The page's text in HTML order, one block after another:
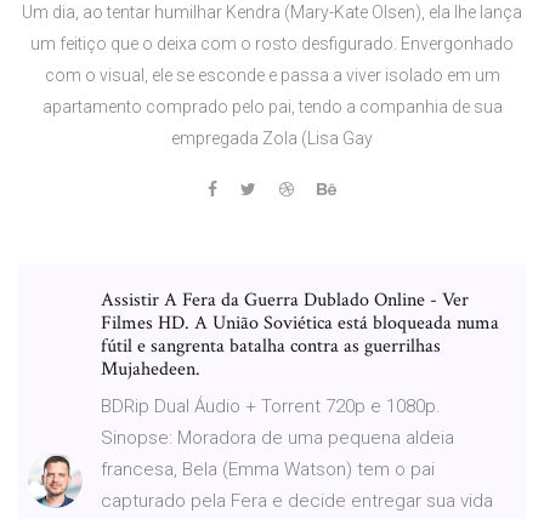
Um dia, ao tentar humilhar Kendra (Mary-Kate Olsen), ela lhe lança
um feitiço que o deixa com o rosto desfigurado. Envergonhado
com o visual, ele se esconde e passa a viver isolado em um
apartamento comprado pelo pai, tendo a companhia de sua
empregada Zola (Lisa Gay
Assistir A Fera da Guerra Dublado Online - Ver
Filmes HD. A União Soviética está bloqueada numa
fútil e sangrenta batalha contra as guerrilhas
Mujahedeen.
BDRip Dual Áudio + Torrent 720p e 1080p.
Sinopse: Moradora de uma pequena aldeia
francesa, Bela (Emma Watson) tem o pai
capturado pela Fera e decide entregar sua vida